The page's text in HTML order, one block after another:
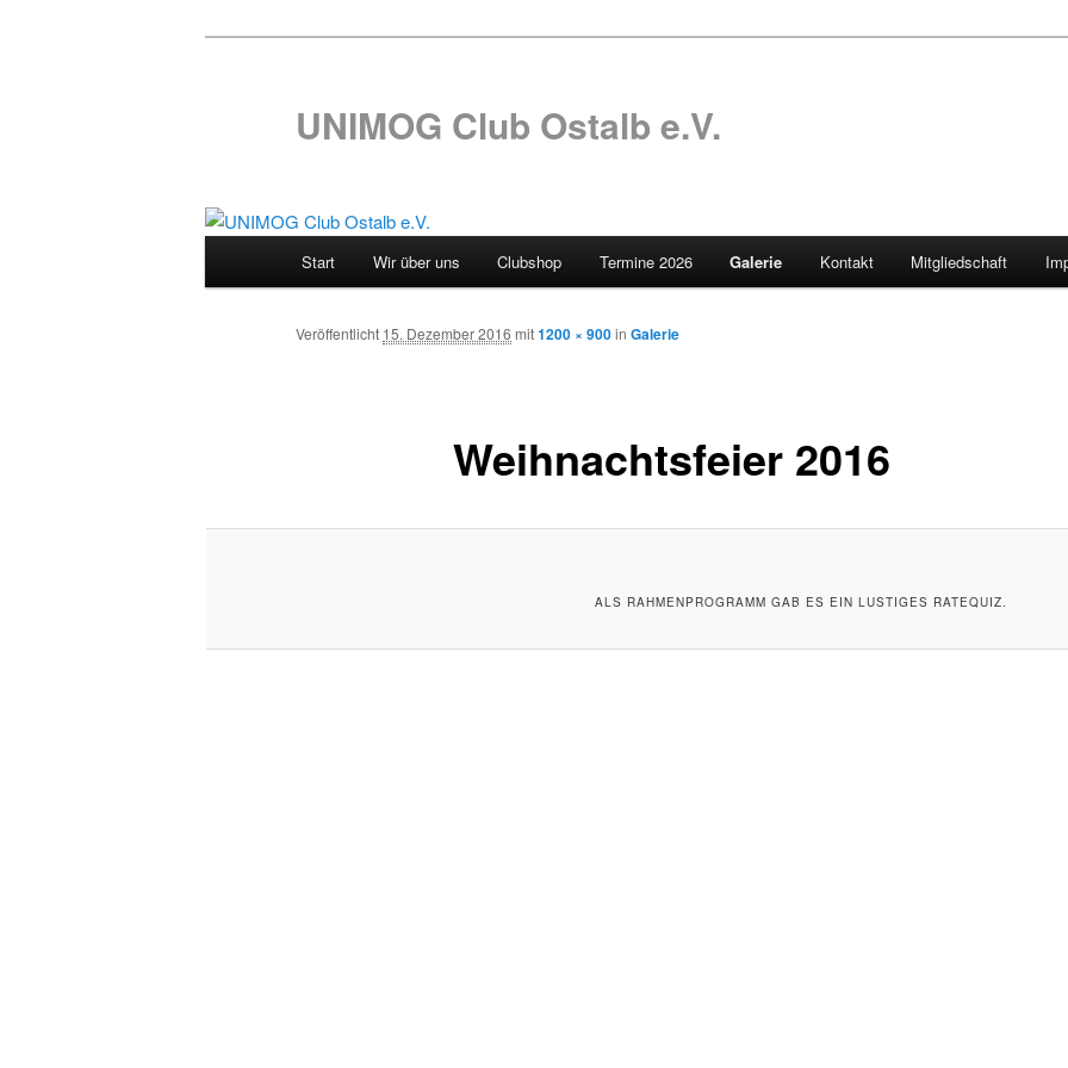
UNIMOG Club Ostalb e.V.
Zum
Inhalt
Start Wir über uns Clubshop Termine 2026 Galerie Kontakt Mitgliedschaft
Weihnachtsfeier 2016
Veröffentlicht 15. Dezember 2016 mit1200 × 900in Galerie
ALS RAHMENPROGRAMM GAB ES EIN LUSTIGES RATEQUIZ.